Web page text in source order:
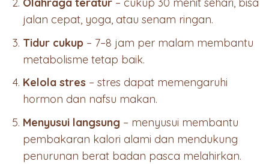
jalan cepat, yoga, atau senam ringan.
Tidur cukup – 7–8 jam per malam membantu
metabolisme tetap baik.
Kelola stres – stres dapat memengaruhi
hormon dan nafsu makan.
Menyusui langsung – menyusui membantu
pembakaran kalori alami dan mendukung
penurunan berat badan pasca melahirkan.